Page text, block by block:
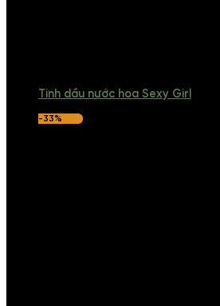
Tinh dầu nước hoa Sexy Girl
-33%